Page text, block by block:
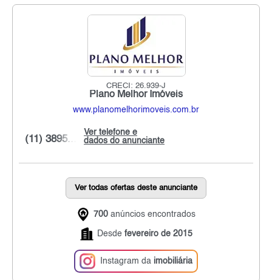
CRECI: 26.939-J
Plano Melhor Imóveis
www.planomelhorimoveis.com.br
Ver telefone e
dados do anunciante
(11) 3895...
Ver todas ofertas deste anunciante
700 anúncios encontrados
Desde fevereiro de 2015
Instagram da imobiliária